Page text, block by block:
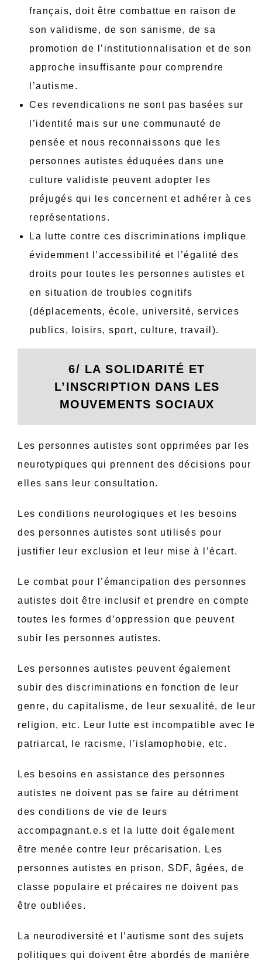
français, doit être combattue en raison de
son validisme, de son sanisme, de sa
promotion de l’institutionnalisation et de son
approche insuffisante pour comprendre
l’autisme.
Ces revendications ne sont pas basées sur
l’identité mais sur une communauté de
pensée et nous reconnaissons que les
personnes autistes éduquées dans une
culture validiste peuvent adopter les
préjugés qui les concernent et adhérer à ces
représentations.
La lutte contre ces discriminations implique
évidemment l’accessibilité et l’égalité des
droits pour toutes les personnes autistes et
en situation de troubles cognitifs
(déplacements, école, université, services
publics, loisirs, sport, culture, travail).
6/ LA SOLIDARITÉ ET
L’INSCRIPTION DANS LES
MOUVEMENTS SOCIAUX
Les personnes autistes sont opprimées par les
neurotypiques qui prennent des décisions pour
elles sans leur consultation.
Les conditions neurologiques et les besoins
des personnes autistes sont utilisés pour
justifier leur exclusion et leur mise à l’écart.
Le combat pour l’émancipation des personnes
autistes doit être inclusif et prendre en compte
toutes les formes d’oppression que peuvent
subir les personnes autistes.
Les personnes autistes peuvent également
subir des discriminations en fonction de leur
genre, du capitalisme, de leur sexualité, de leur
religion, etc. Leur lutte est incompatible avec le
patriarcat, le racisme, l’islamophobie, etc.
Les besoins en assistance des personnes
autistes ne doivent pas se faire au détriment
des conditions de vie de leurs
accompagnant.e.s et la lutte doit également
être menée contre leur précarisation. Les
personnes autistes en prison, SDF, âgées, de
classe populaire et précaires ne doivent pas
être oubliées.
La neurodiversité et l’autisme sont des sujets
politiques qui doivent être abordés de manière